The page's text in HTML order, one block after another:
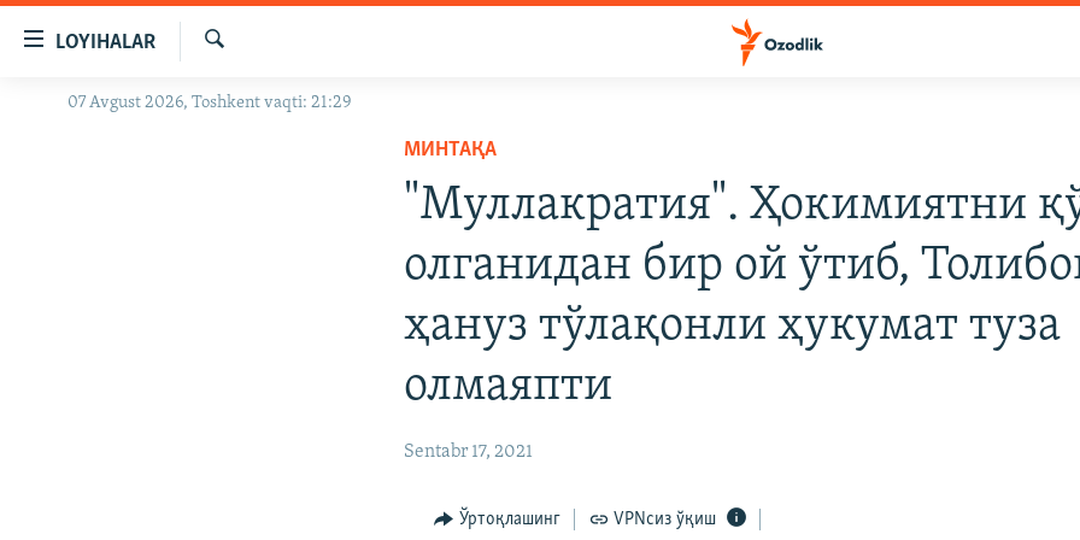
Бош
LOYIHALAR
OZODLIK SURISHTIRUVLARI
Излаш
07 Avgust 2026, Toshkent vaqti: 21:29
МИНТАҚА
"Муллакратия". Ҳокимиятни
олганидан бир ой ўтиб,
ҳануз тўлақонли ҳукумат туза
олмаяпти
Sentabr 17, 2021
Ўртоқлашинг VPNсиз ўқиш